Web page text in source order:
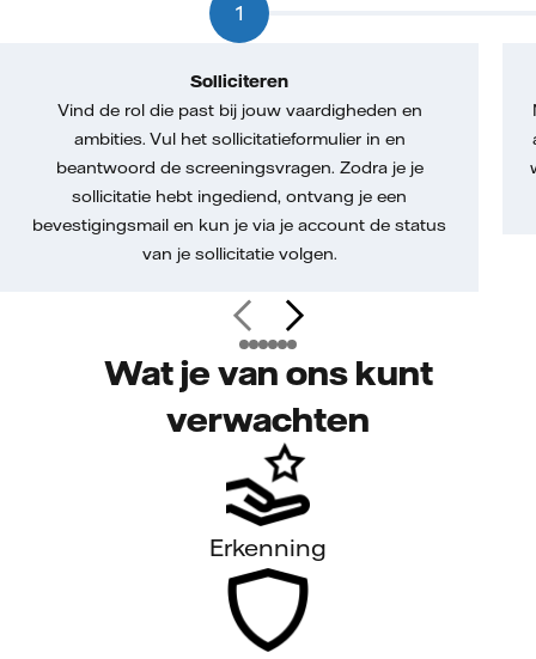
1
Solliciteren
Vind de rol die past bij jouw vaardigheden en
ambities. Vul het sollicitatieformulier in en
beantwoord de screeningsvragen. Zodra je je
sollicitatie hebt ingediend, ontvang je een
bevestigingsmail en kun je via je account de status
van je sollicitatie volgen.
Wat je van ons kunt
verwachten
Erkenning